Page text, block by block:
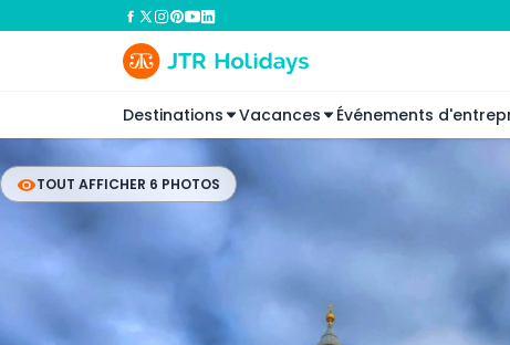
Destinations Vacances Événements
TOUT AFFICHER 6 PHOTOS